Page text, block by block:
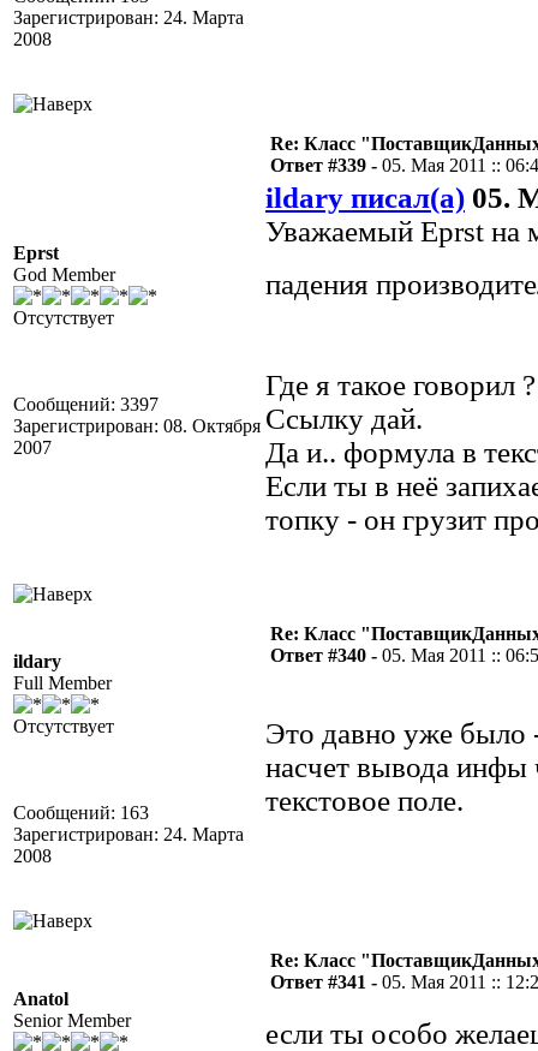
Зарегистрирован: 24. Марта
2008
Eprst
God Member
Отсутствует
Сообщений: 3397
Зарегистрирован: 08. Октября
2007
Re: Класс
Ответ #339 - 05. Мая 2011 ::
ildary писал(а) 05.
Уважаемый Eprst на
падения
Где я такое говорил ?
Ссылку дай.
Да и.. формула в
Если ты в неё
топку - он грузит
ildary
Full Member
Отсутствует
Сообщений: 163
Зарегистрирован: 24. Марта
2008
Re: Класс
Ответ #340 - 05. Мая 2011 ::
Это давно уже было
насчет вывода инфы
текстовое поле.
Anatol
Senior Member
Re: Класс
Ответ #341 - 05. Мая 2011 ::
если ты особо